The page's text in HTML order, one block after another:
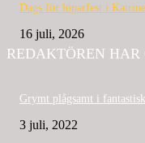
Dags för löparfest i
16 juli, 2026
REDAKTÖREN HAR
Grymt plågsamt i
3 juli, 2022